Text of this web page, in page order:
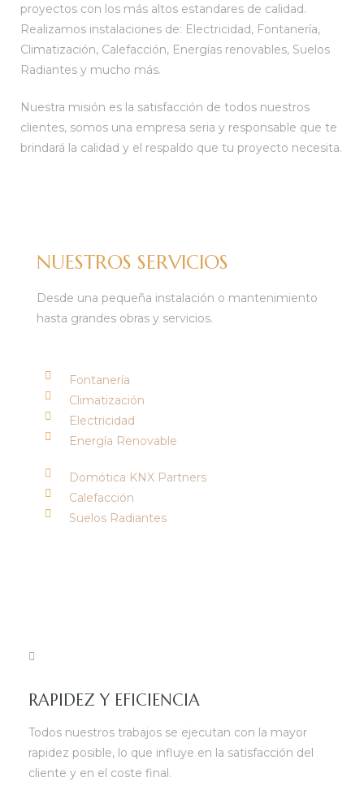
proyectos con los más altos estandares de calidad.
Realizamos instalaciones de: Electricidad, Fontanería,
Climatización, Calefacción, Energías renovables, Suelos
Radiantes y mucho más.
Nuestra misión es la satisfacción de todos nuestros
clientes, somos una empresa seria y responsable que te
brindará la calidad y el respaldo que tu proyecto necesita.
NUESTROS SERVICIOS
Desde una pequeña instalación o mantenimiento
hasta grandes obras y servicios.
Fontanería
Climatización
Electricidad
Energía Renovable
Domótica KNX Partners
Calefacción
Suelos Radiantes
RAPIDEZ Y EFICIENCIA
Todos nuestros trabajos se ejecutan con la mayor
rapidez posible, lo que influye en la satisfacción del
cliente y en el coste final.